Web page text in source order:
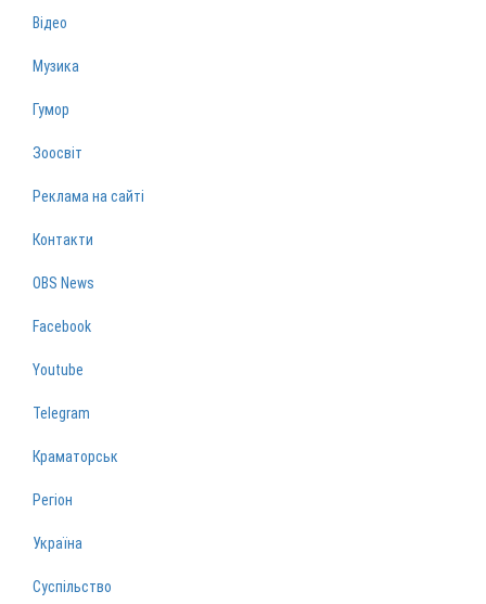
Відео
Музика
Гумор
Зоосвіт
Реклама на сайті
Контакти
OBS News
Facebook
Youtube
Telegram
Краматорськ
Регіон
Україна
Суспільство